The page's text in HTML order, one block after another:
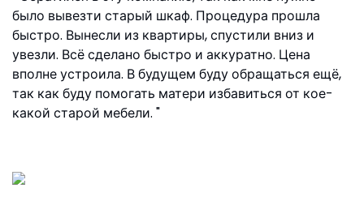
было вывезти старый шкаф. Процедура прошла
быстро. Вынесли из квартиры, спустили вниз и
увезли. Всё сделано быстро и аккуратно. Цена
вполне устроила. В будущем буду обращаться ещё,
так как буду помогать матери избавиться от кое-
какой старой мебели.